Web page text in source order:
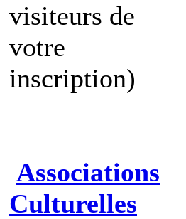
visiteurs de
votre
inscription)
Associations
Culturelles